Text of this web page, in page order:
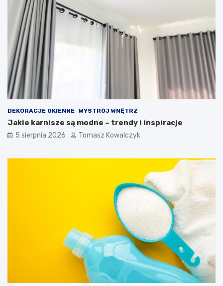
DEKORACJE OKIENNE WYSTRÓJ WNĘTRZ
Jakie karnisze są modne – trendy i inspiracje
5 sierpnia 2026 Tomasz Kowalczyk